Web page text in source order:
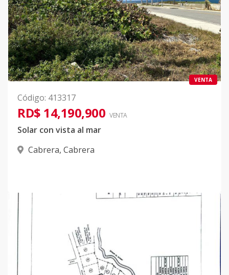
VENTA
Código: 413317
RD$ 14,190,900 VENTA
Solar con vista al mar
Cabrera, Cabrera